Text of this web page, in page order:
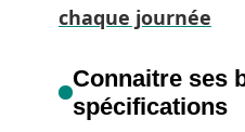
chaque journée
Connaitre ses
spécifications